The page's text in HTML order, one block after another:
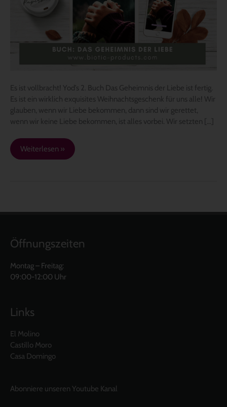
Es ist vollbracht! Yod’s 2. Buch Das Geheimnis der Liebe ist fertig.
Es ist ein wirklich exquisites Weihnachtsgeschenk für uns alle! Wir
glauben, wenn wir Liebe bekommen, dann sind wir gerettet,
wenn wir keine Liebe bekommen, ist alles vorbei. Wir setzten […]
LIEBE
Weiterlesen »
Öffnungszeiten
Montag – Freitag:
09:00-12:00 Uhr
Links
El Molino
Castillo Moro
Casa Domingo
Abonniere unseren Youtube Kanal